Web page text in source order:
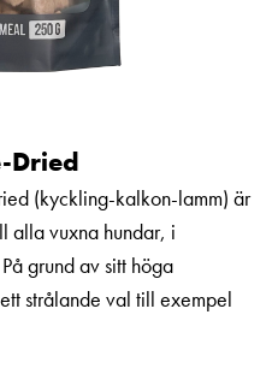
Dried
(kyckling-kalkon-lamm) är
alla vuxna hundar, i
grund av sitt höga
strålande val till exempel